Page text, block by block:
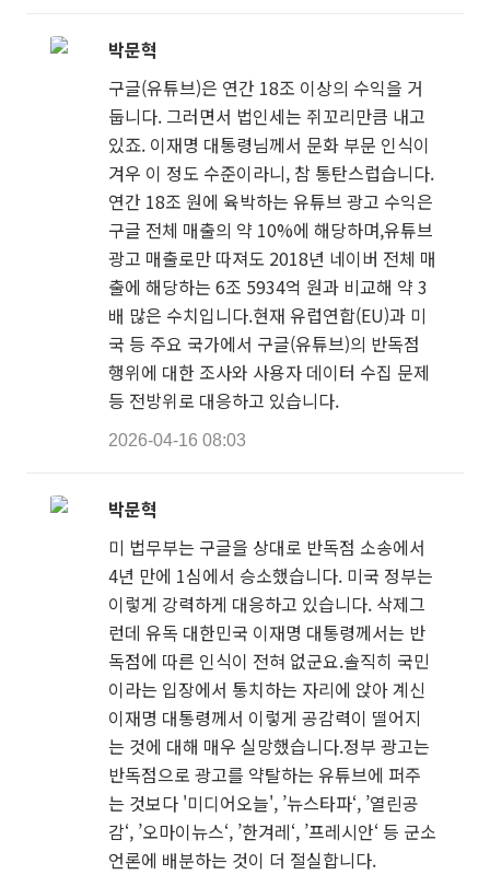
박문혁
구글(유튜브)은 연간 18조 이상의 수익을 거
둡니다. 그러면서 법인세는 쥐꼬리만큼 내고
있죠. 이재명 대통령님께서 문화 부문 인식이
겨우 이 정도 수준이라니, 참 통탄스럽습니다.
연간 18조 원에 육박하는 유튜브 광고 수익은
구글 전체 매출의 약 10%에 해당하며,유튜브
광고 매출로만 따져도 2018년 네이버 전체 매
출에 해당하는 6조 5934억 원과 비교해 약 3
배 많은 수치입니다.현재 유럽연합(EU)과 미
국 등 주요 국가에서 구글(유튜브)의 반독점
행위에 대한 조사와 사용자 데이터 수집 문제
등 전방위로 대응하고 있습니다.
2026-04-16 08:03
박문혁
미 법무부는 구글을 상대로 반독점 소송에서
4년 만에 1심에서 승소했습니다. 미국 정부는
이렇게 강력하게 대응하고 있습니다. 삭제그
런데 유독 대한민국 이재명 대통령께서는 반
독점에 따른 인식이 전혀 없군요.솔직히 국민
이라는 입장에서 통치하는 자리에 앉아 계신
이재명 대통령께서 이렇게 공감력이 떨어지
는 것에 대해 매우 실망했습니다.정부 광고는
반독점으로 광고를 약탈하는 유튜브에 퍼주
는 것보다 '미디어오늘', ’뉴스타파‘, ’열린공
감‘, ’오마이뉴스‘, ’한겨레‘, ’프레시안‘ 등 군소
언론에 배분하는 것이 더 절실합니다.